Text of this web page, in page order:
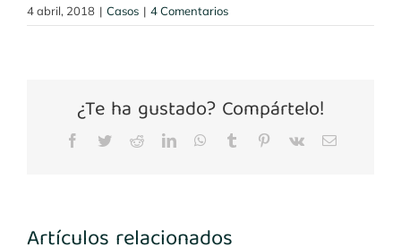
4 abril, 2018 | Casos | 4 Comentarios
¿Te ha gustado? Compártelo!
Facebook
TwitterRedditLinkedInWhatsApp
Tumblr Pinterest
Vk
Correo